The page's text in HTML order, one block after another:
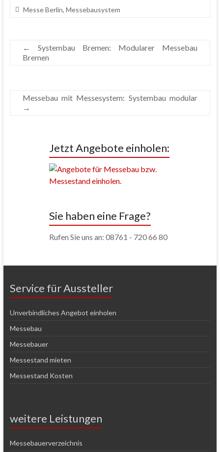
Messe Berlin, Messebausystem
←
Systembau Bremen: Modularer Messebau
Bremen
Messebau mit Messesystem: Systembau modular
→
Jetzt Angebote einholen:
Sie haben eine Frage?
Rufen Sie uns an: 08761 - 720 66 80
Service für Aussteller
Unverbindliches Angebot einholen
Messebau
Messebauer
Messestand mieten
Messestand Kosten
weitere Leistungen
Messebauerverzeichnis